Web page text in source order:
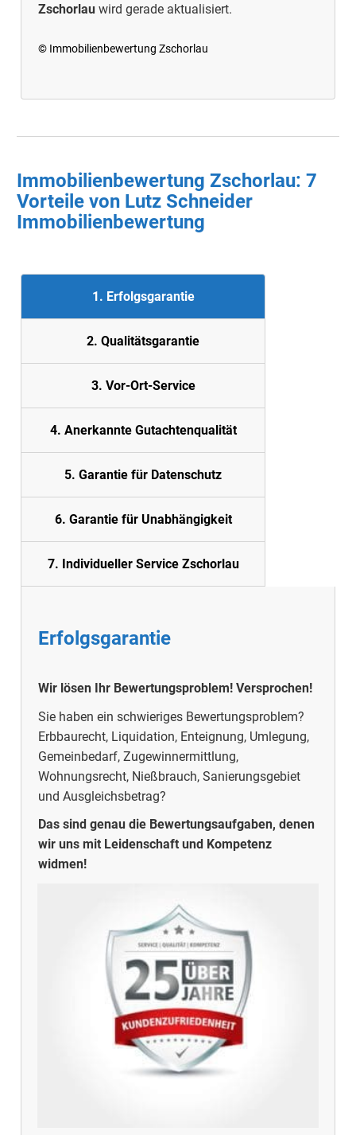
Zschorlau wird gerade aktualisiert.
© Immobilienbewertung Zschorlau
Immobilienbewertung Zschorlau: 7
Vorteile von Lutz Schneider
Immobilienbewertung
1. Erfolgsgarantie
2. Qualitätsgarantie
3. Vor-Ort-Service
4. Anerkannte Gutachtenqualität
5. Garantie für Datenschutz
6. Garantie für Unabhängigkeit
7. Individueller Service Zschorlau
Erfolgsgarantie
Wir lösen Ihr Bewertungsproblem! Versprochen!
Sie haben ein schwieriges Bewertungsproblem?
Erbbaurecht, Liquidation, Enteignung, Umlegung,
Gemeinbedarf, Zugewinnermittlung,
Wohnungsrecht, Nießbrauch, Sanierungsgebiet
und Ausgleichsbetrag?
Das sind genau die Bewertungsaufgaben, denen
wir uns mit Leidenschaft und Kompetenz
widmen!